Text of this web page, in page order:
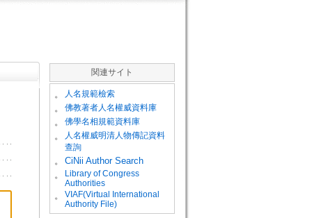
関連サイト
。 人名規範檢索
。 佛教著者人名權威資料庫
。 佛學名相規範資料庫
。
人名權威明清人物傳記資料
查詢
。
CiNii Author Search
。
Library of Congress
Authorities
。
VIAF(Virtual International
Authority File)